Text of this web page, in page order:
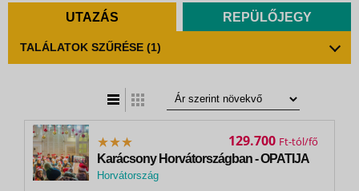
UTAZÁS REPÜLŐJEGY
TALÁLATOK SZŰRÉSE (1)
Karácsony Horvátországban - OPATIJA
Horvátország
129.700 Ft